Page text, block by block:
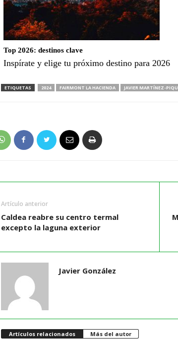
Top 2026: destinos clave
Inspírate y elige tu próximo destino para 2026
ETIQUETAS 2024 FAIRMONT LA HACIENDA JAVIER MARTÍNEZ-
Artículo anterior
Caldea reabre su centro termal
excepto la laguna exterior
Javier González
Artículos relacionados Más del autor